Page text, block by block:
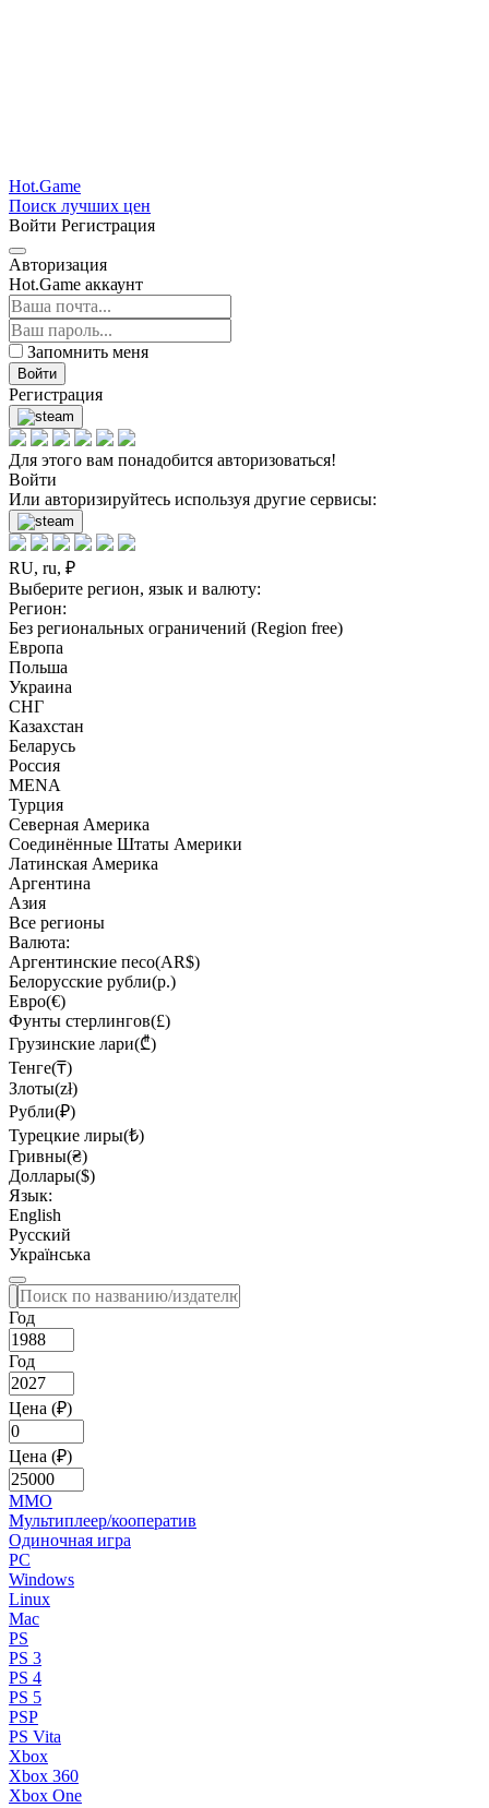
Hot.Game
Поиск лучших цен
Войти Регистрация
Авторизация
Hot.Game аккаунт
Запомнить меня
Войти
Регистрация
Для этого вам понадобится авторизоваться!
Войти
Или авторизируйтесь используя другие сервисы:
RU, ru, ₽
Выберите регион, язык и валюту:
Регион:
Без региональных ограничений (Region free)
Европа
Польша
Украина
СНГ
Казахстан
Беларусь
Россия
MENA
Турция
Северная Америка
Соединённые Штаты Америки
Латинская Америка
Аргентина
Азия
Все регионы
Валюта:
Аргентинские песо(AR$)
Белорусские рубли(р.)
Евро(€)
Фунты стерлингов(£)
Грузинские лари(₾)
Тенге(₸)
Злоты(zł)
Рубли(₽)
Турецкие лиры(₺)
Гривны(₴)
Доллары($)
Язык:
English
Русский
Українська
Год
Год
Цена (₽)
Цена (₽)
MMO
Мультиплеер/кооператив
Одиночная игра
PC
Windows
Linux
Mac
PS
PS 3
PS 4
PS 5
PSP
PS Vita
Xbox
Xbox 360
Xbox One